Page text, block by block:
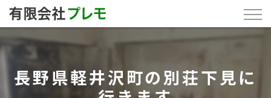
長野県軽井沢町の別荘下見に